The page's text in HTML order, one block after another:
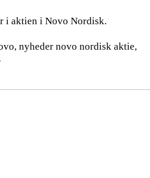
i aktien i Novo Nordisk.
nyheder novo nordisk aktie,